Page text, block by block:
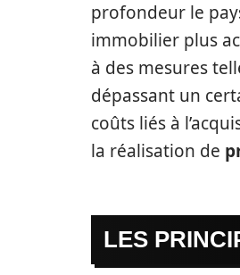
profondeur le
immobilier plus
à des mesures
dépassant un
coûts liés à
la réalisation de
LES